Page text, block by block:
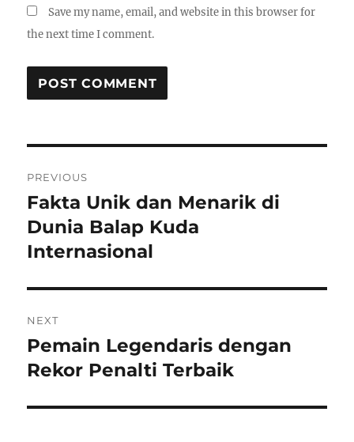
Save my name, email, and website in this browser for
the next time I comment.
navigation
PREVIOUS
Previous
post:
Fakta Unik dan Menarik di
Dunia Balap Kuda
Internasional
NEXT
Next
post:
Pemain Legendaris dengan
Rekor Penalti Terbaik